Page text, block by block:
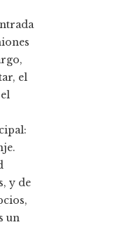
el
y de
un